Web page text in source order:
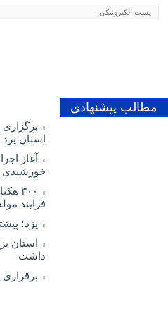
مطالب پیشنهادی
استان یزد
آغاز
خورشیدی
۳۰۰
فرایند
یزد؛
استان
داشت
برقراری